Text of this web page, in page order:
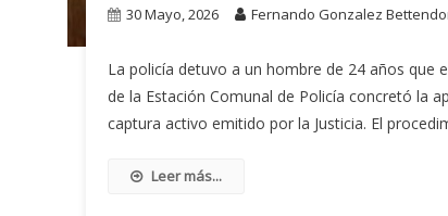
30 Mayo, 2026 Fernando Gonzalez
La policía detuvo a un hombre de 24 años que
de la Estación Comunal de Policía concretó la
captura activo emitido por la Justicia. El
Leer más...